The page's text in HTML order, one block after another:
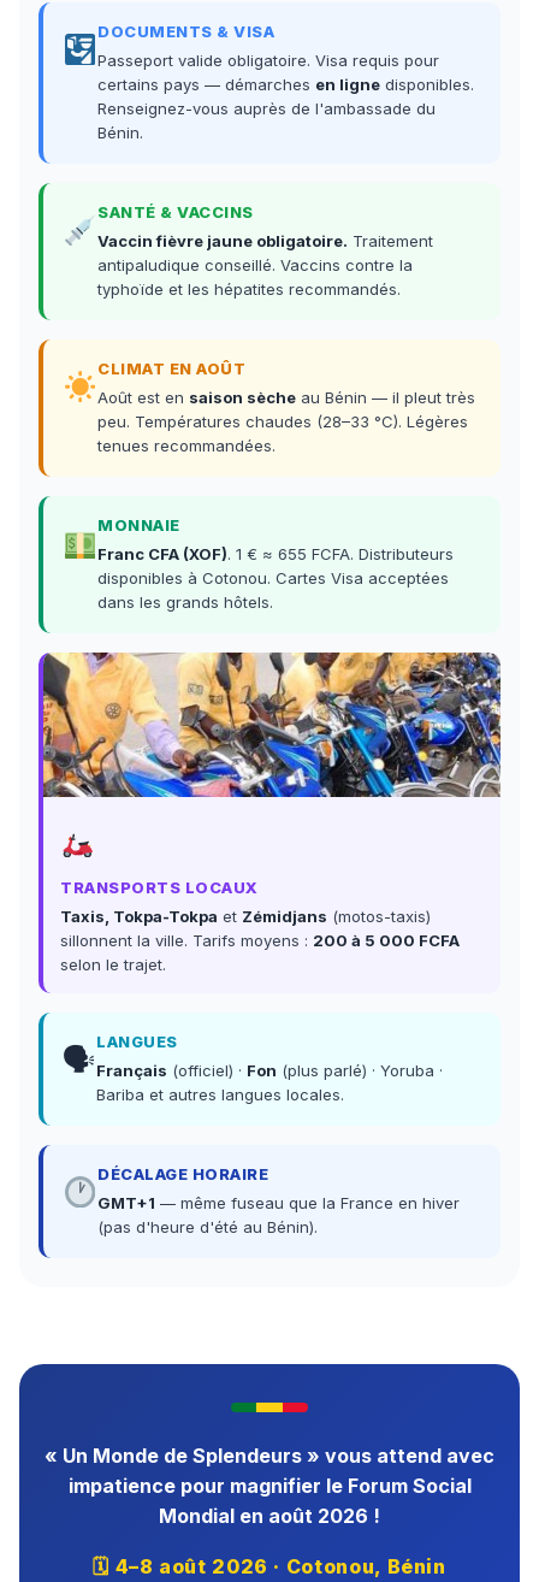
DOCUMENTS & VISA
Passeport valide obligatoire. Visa requis pour
certains pays — démarches en ligne disponibles.
Renseignez-vous auprès de l'ambassade du
Bénin.
SANTÉ & VACCINS
Vaccin fièvre jaune obligatoire. Traitement
antipaludique conseillé. Vaccins contre la
typhoïde et les hépatites recommandés.
CLIMAT EN AOÛT
Août est en saison sèche au Bénin — il pleut très
peu. Températures chaudes (28–33 °C). Légères
tenues recommandées.
MONNAIE
Franc CFA (XOF). 1 € ≈ 655 FCFA. Distributeurs
disponibles à Cotonou. Cartes Visa acceptées
dans les grands hôtels.
TRANSPORTS LOCAUX
Taxis, Tokpa-Tokpa et Zémidjans (motos-taxis)
sillonnent la ville. Tarifs moyens : 200 à 5 000 FCFA
selon le trajet.
🗣LANGUES
Français (officiel) · Fon (plus parlé) · Yoruba ·
Bariba et autres langues locales.
DÉCALAGE HORAIRE
GMT+1 — même fuseau que la France en hiver
(pas d'heure d'été au Bénin).
« Un Monde de Splendeurs » vous attend avec
impatience pour magnifier le Forum Social
Mondial en août 2026 !
🗓 4–8 août 2026 · Cotonou, Bénin